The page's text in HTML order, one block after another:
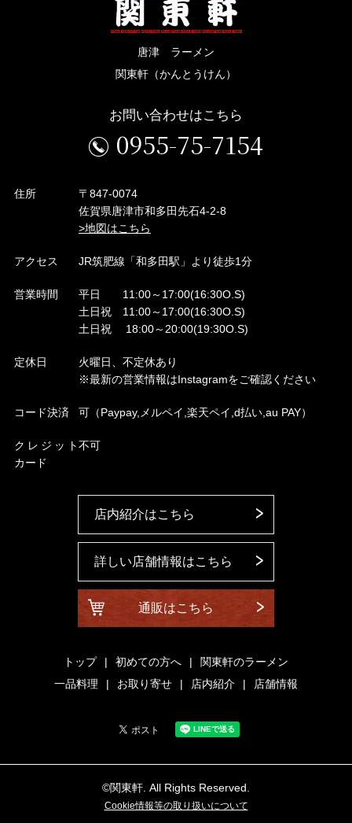
唐津 ラーメン
関東軒（かんとうけん）
お問い合わせはこちら
0955-75-7154
住所
〒847-0074
佐賀県唐津市和多田先石4-2-8
>地図はこちら
アクセス JR筑肥線「和多田駅」より徒歩1分
営業時間
平日 11:00～17:00(16:30O.S)
土日祝 11:00～17:00(16:30O.S)
土日祝 18:00～20:00(19:30O.S)
定休日
火曜日、不定休あり
※最新の営業情報はInstagramをご確認ください
コード決済 可（Paypay,メルペイ,楽天ペイ,d払い,au PAY）
クレジット
カード
不可
店内紹介はこちら
詳しい店舗情報はこちら
通販はこちら
トップ 初めての方へ
関東軒のラーメン
一品料理
お取り寄せ 店内紹介 店舗情報
©関東軒. All Rights Reserved.
Cookie情報等の取り扱いについて